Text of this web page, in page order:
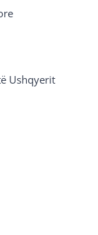
Ushqyerit